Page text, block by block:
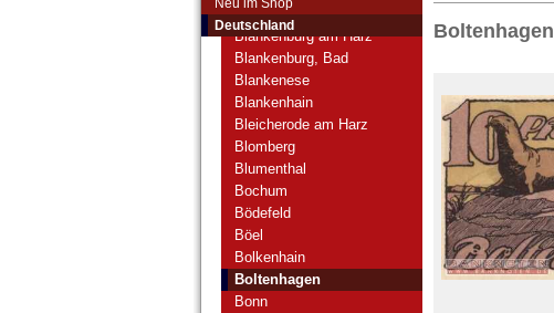
Deutschland
Bitterfeld
Blankenburg am Harz
Blankenburg, Bad
Blankenese
Blankenhain
Bleicherode am Harz
Blomberg
Blumenthal
Bochum
Bödefeld
Böel
Bolkenhain
Boltenhagen
Bonn
Boltenhagen